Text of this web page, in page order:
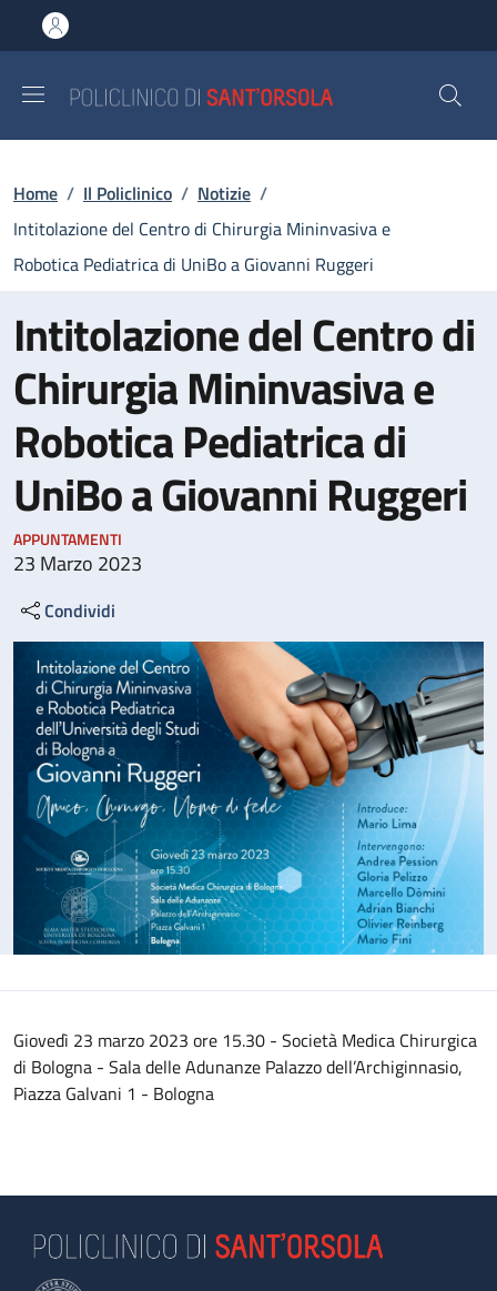
al contenuto principale
to footer content
Briciole di pane
Home / Il Policlinico / Notizie /
Intitolazione del Centro di Chirurgia Mininvasiva e
Robotica Pediatrica di UniBo a Giovanni Ruggeri
Intitolazione del Centro di
Chirurgia Mininvasiva e
Robotica Pediatrica di
UniBo a Giovanni Ruggeri
APPUNTAMENTI
23 Marzo 2023
Condividi
Giovedì 23 marzo 2023 ore 15.30 - Società Medica Chirurgica
di Bologna - Sala delle Adunanze Palazzo dell’Archiginnasio,
Piazza Galvani 1 - Bologna